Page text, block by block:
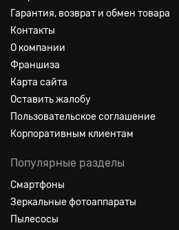
Гарантия, возврат и обмен товара
Контакты
О компании
Франшиза
Карта сайта
Оставить жалобу
Пользовательское соглашение
Корпоративным клиентам
Популярные разделы
Смартфоны
Зеркальные фотоаппараты
Пылесосы